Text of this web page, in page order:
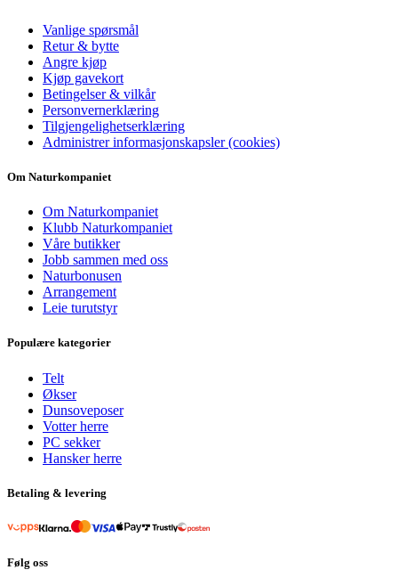
Vanlige spørsmål
Retur & bytte
Angre kjøp
Kjøp gavekort
Betingelser & vilkår
Personvernerklæring
Tilgjengelighetserklæring
Administrer informasjonskapsler (cookies)
Om Naturkompaniet
Om Naturkompaniet
Klubb Naturkompaniet
Våre butikker
Jobb sammen med oss
Naturbonusen
Arrangement
Leie turutstyr
Populære kategorier
Telt
Økser
Dunsoveposer
Votter herre
PC sekker
Hansker herre
Betaling & levering
Følg oss